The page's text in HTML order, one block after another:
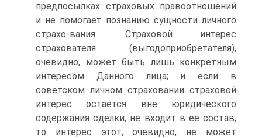
предпосылках страховых правоотношений
и не помогает познанию сущности личного
страхо-вания. Страховой интерес
страхователя (выгодоприобретателя),
очевидно, может быть лишь конкретным
интересом Данного лица; и если в
советском личном страховании страховой
интерес остается вне юридического
содержания сделки, не входит в ее состав,
то интерес этот, очевидно, не может